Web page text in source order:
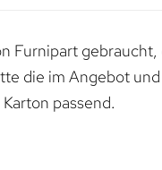
Furnipart
die im Angebot
passend.